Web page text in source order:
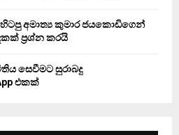
අමාත්‍ය කුමාර ජයකොඩිගෙන්
ප්‍රශ්න කරයි
සෙවීමට සුරාබදු
එකක්